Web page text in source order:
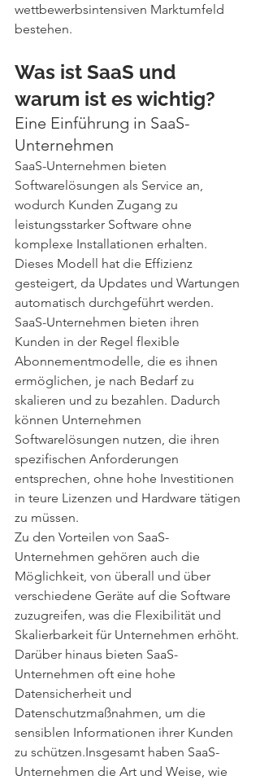
wettbewerbsintensiven Marktumfeld
bestehen.
Was ist SaaS und
warum ist es wichtig?
Eine Einführung in SaaS-
Unternehmen
SaaS-Unternehmen bieten
Softwarelösungen als Service an,
wodurch Kunden Zugang zu
leistungsstarker Software ohne
komplexe Installationen erhalten.
Dieses Modell hat die Effizienz
gesteigert, da Updates und Wartungen
automatisch durchgeführt werden.
SaaS-Unternehmen bieten ihren
Kunden in der Regel flexible
Abonnementmodelle, die es ihnen
ermöglichen, je nach Bedarf zu
skalieren und zu bezahlen. Dadurch
können Unternehmen
Softwarelösungen nutzen, die ihren
spezifischen Anforderungen
entsprechen, ohne hohe Investitionen
in teure Lizenzen und Hardware tätigen
zu müssen.
Zu den Vorteilen von SaaS-
Unternehmen gehören auch die
Möglichkeit, von überall und über
verschiedene Geräte auf die Software
zuzugreifen, was die Flexibilität und
Skalierbarkeit für Unternehmen erhöht.
Darüber hinaus bieten SaaS-
Unternehmen oft eine hohe
Datensicherheit und
Datenschutzmaßnahmen, um die
sensiblen Informationen ihrer Kunden
zu schützen.Insgesamt haben SaaS-
Unternehmen die Art und Weise, wie